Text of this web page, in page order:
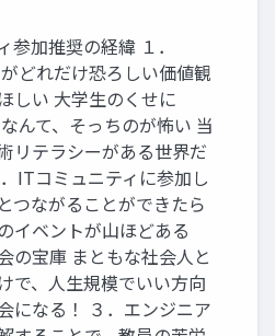
参加推奨の経緯 １．
がどれだけ恐ろしい価値観
しい 大学生のくせに
なんて、そっちのが怖い 当
リテラシーがある世界だ
ITコミュニティに参加し
つながることができたら
イベントが山ほどある
の宝庫 まともな社会人と
で、人生規模でいい方向
になる！ ３．エンジニア